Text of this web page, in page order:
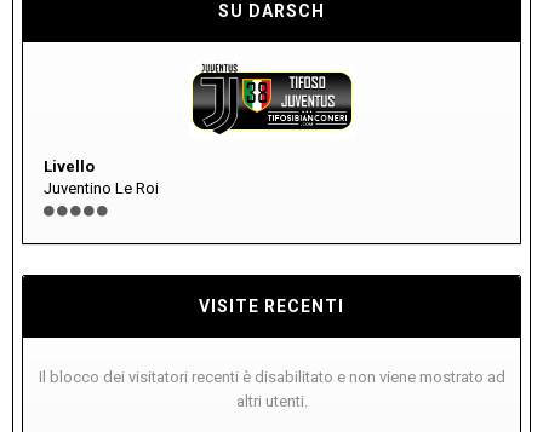
SU DARSCH
Livello
Juventino Le Roi
VISITE RECENTI
Il blocco dei visitatori recenti è disabilitato e non viene mostrato ad
altri utenti.